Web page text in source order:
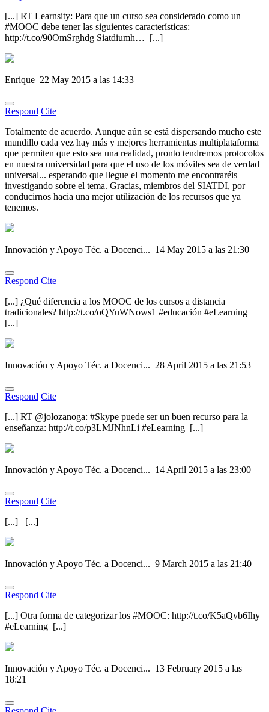
[...] RT Learnsity: Para que un curso sea considerado como un
#MOOC debe tener las siguientes características:
http://t.co/90OmSrghdg Siatdiumh… [...]
Enrique 22 May 2015 a las 14:33
Respond Cite
Totalmente de acuerdo. Aunque aún se está dispersando mucho este
mundillo cada vez hay más y mejores herramientas multiplataforma
que permiten que esto sea una realidad, pronto tendremos protocolos
en nuestra universidad para que el uso de los móviles sea de verdad
universal... esperando que llegue el momento me encontraréis
investigando sobre el tema. Gracias, miembros del SIATDI, por
conducirnos hacia una mejor utilización de los recursos que ya
tenemos.
Innovación y Apoyo Téc. a Docenci... 14 May 2015 a las 21:30
Respond Cite
[...] ¿Qué diferencia a los MOOC de los cursos a distancia
tradicionales? http://t.co/oQYuWNows1 #educación #eLearning
[...]
Innovación y Apoyo Téc. a Docenci... 28 April 2015 a las 21:53
Respond Cite
[...] RT @jolozanoga: #Skype puede ser un buen recurso para la
enseñanza: http://t.co/p3LMJNhnLi #eLearning [...]
Innovación y Apoyo Téc. a Docenci... 14 April 2015 a las 23:00
Respond Cite
[...] [...]
Innovación y Apoyo Téc. a Docenci... 9 March 2015 a las 21:40
Respond Cite
[...] Otra forma de categorizar los #MOOC: http://t.co/K5aQvb6Ihy
#eLearning [...]
Innovación y Apoyo Téc. a Docenci... 13 February 2015 a las
18:21